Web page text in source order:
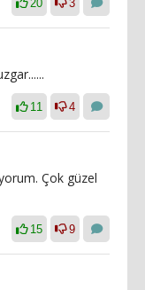
20 3
11 4
Çok güzel
15 9